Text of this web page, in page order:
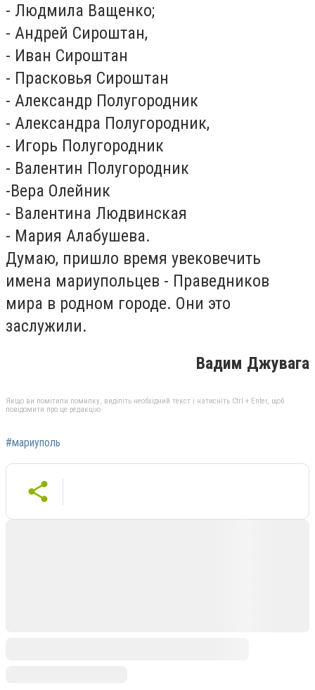
- Людмила Ващенко;
- Андрей Сироштан,
- Иван Сироштан
- Прасковья Сироштан
- Александр Полугородник
- Александра Полугородник,
- Игорь Полугородник
- Валентин Полугородник
-Вера Олейник
- Валентина Людвинская
- Мария Алабушева.
Думаю, пришло время увековечить
имена мариупольцев - Праведников
мира в родном городе. Они это
заслужили.
Вадим Джувага
Якщо ви помітили помилку, виділіть необхідний текст і натисніть Ctrl + Enter, щоб
повідомити про це редакцію
#мариуполь